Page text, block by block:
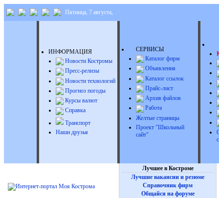
Пятница, 7 августа,
ИНФОРМАЦИЯ
Новости Костромы
Пресс-релизы
Новости технологий
Прогноз погоды
Курсы валют
Справка
Транспорт
Наши друзья
СЕРВИСЫ
Каталог фирм
Объявления
Каталог ссылок
Прайс-лист
Архив файлов
Работа
Желтые страницы
Проект "Школьный
сайт"
Лучшее в Костроме
Лучшие вакансии и резюме
Справочник фирм
Общайся на форуме